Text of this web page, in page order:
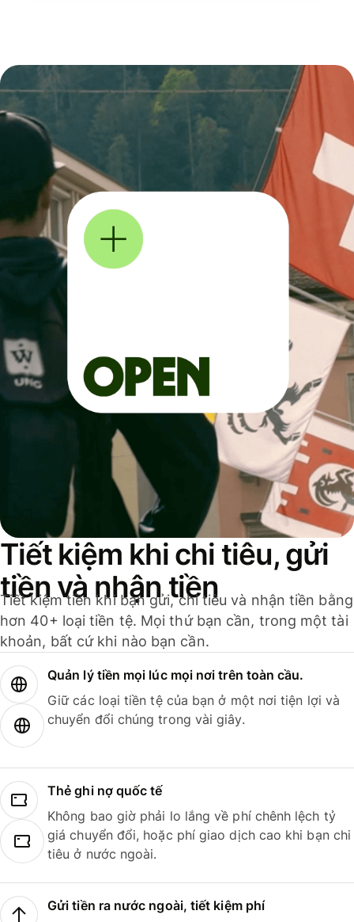
Tiết kiệm khi chi tiêu, gửi
tiền và nhận tiền
Tiết kiệm tiền khi bạn gửi, chi tiêu và nhận tiền bằng
hơn 40+ loại tiền tệ. Mọi thứ bạn cần, trong một tài
khoản, bất cứ khi nào bạn cần.
Quản lý tiền mọi lúc mọi nơi trên toàn cầu.
Giữ các loại tiền tệ của bạn ở một nơi tiện lợi và
chuyển đổi chúng trong vài giây.
Thẻ ghi nợ quốc tế
Không bao giờ phải lo lắng về phí chênh lệch tỷ
giá chuyển đổi, hoặc phí giao dịch cao khi bạn chi
tiêu ở nước ngoài.
Gửi tiền ra nước ngoài, tiết kiệm phí